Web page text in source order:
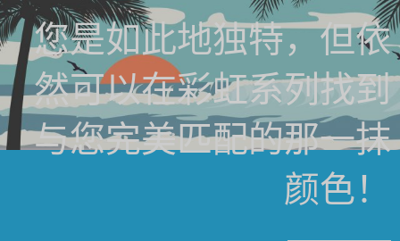
您是如此地独特，但依
然可以在彩虹系列找到
与您完美匹配的那一抹
颜色！